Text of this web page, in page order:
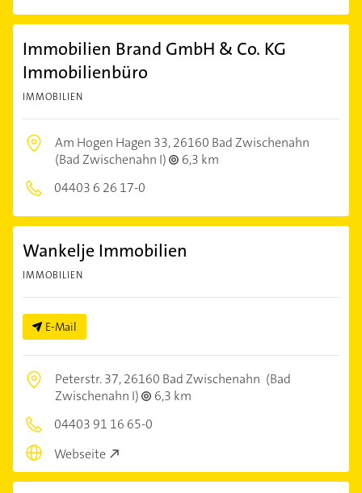
Immobilien Brand GmbH & Co. KG
Immobilienbüro
IMMOBILIEN
Am Hogen Hagen 33,26160 Bad Zwischenahn
(Bad Zwischenahn I)
6,3 km
04403 6 26 17-0
Wankelje Immobilien
IMMOBILIEN
E-Mail
Peterstr. 37,26160 Bad Zwischenahn (Bad
Zwischenahn I)
6,3 km
04403 91 16 65-0
Webseite